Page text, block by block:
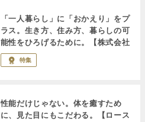
「一人暮らし」に「おかえり」をプ
ラス。生き方、住み方、暮らしの可
能性をひろげるために。【株式会社
リビタ / シェアプレイス】
特集
性能だけじゃない。体を癒すため
に、見た目にもこだわる。【ロース